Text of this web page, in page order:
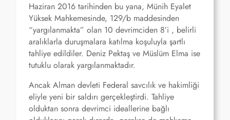
Haziran 2016 tarihinden bu yana, Münih Eyalet
Yüksek Mahkemesinde, 129/b maddesinden
“yargılanmakta” olan 10 devrimciden 8’i , belirli
aralıklarla duruşmalara katılma koşuluyla şartlı
tahliye edildiler. Deniz Pektaş ve Müslüm Elma ise
tutuklu olarak yargılanmaktadır.
Ancak Alman devleti Federal savcılık ve hakimliği
eliyle yeni bir saldırı gerçekleştirdi. Tahliye
olduktan sonra devrimci ideallerine bağlı